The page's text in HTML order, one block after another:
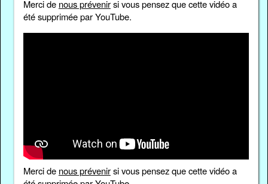
Merci de nous prévenirsi vous pensez que cette vidéo a
été supprimée par YouTube.
Merci de nous prévenirsi vous pensez que cette vidéo a